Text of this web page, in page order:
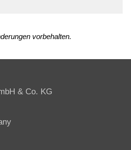
vorbehalten.
& Co. KG